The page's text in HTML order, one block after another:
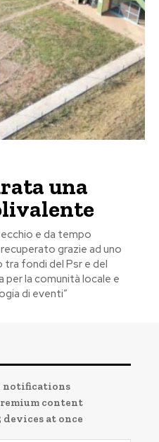
una
e da tempo
grazie ad uno
fondi del Psr e del
per la comunità locale e
di eventi”
notifications
content
devices at once